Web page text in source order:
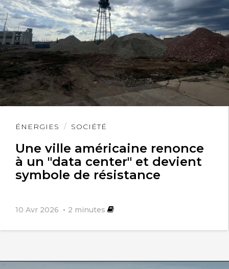
ÉNERGIES SOCIÉTÉ
Une ville américaine renonce
à un "data center" et devient
symbole de résistance
10 Avr 2026 2 minutes
Lire